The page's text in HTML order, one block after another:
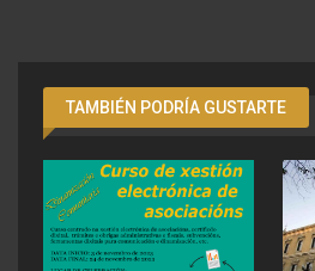
TAMBIÉN PODRÍA GUSTARTE